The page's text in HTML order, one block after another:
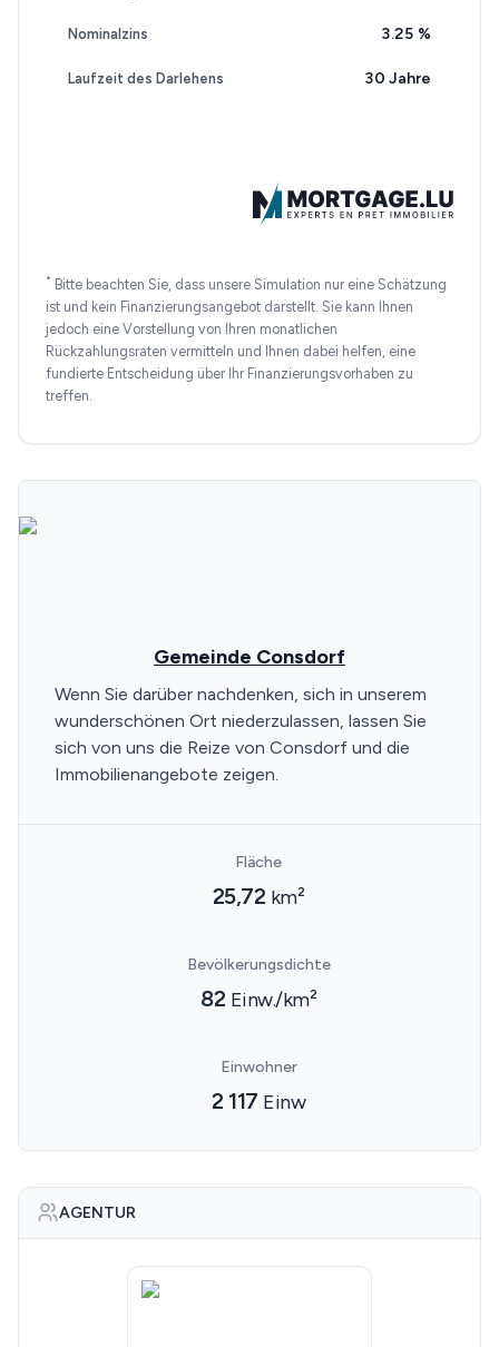
Nominalzins 3.25 %
Laufzeit des Darlehens 30 Jahre
* Bitte beachten Sie, dass unsere Simulation nur eine Schätzung
ist und kein Finanzierungsangebot darstellt. Sie kann Ihnen
jedoch eine Vorstellung von Ihren monatlichen
Rückzahlungsraten vermitteln und Ihnen dabei helfen, eine
fundierte Entscheidung über Ihr Finanzierungsvorhaben zu
treffen.
Gemeinde Consdorf
Wenn Sie darüber nachdenken, sich in unserem
wunderschönen Ort niederzulassen, lassen Sie
sich von uns die Reize von Consdorf und die
Immobilienangebote zeigen.
Fläche
25,72 km²
Bevölkerungsdichte
82 Einw./km²
Einwohner
2 117 Einw
AGENTUR